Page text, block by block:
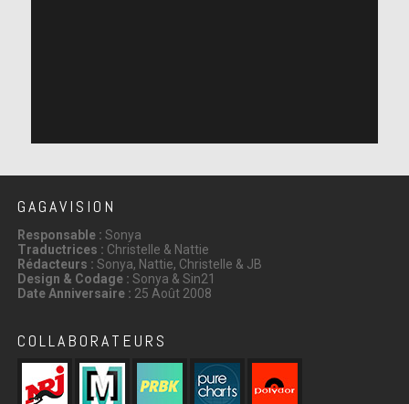
GAGAVISION
Responsable : Sonya
Traductrices : Christelle & Nattie
Rédacteurs : Sonya, Nattie, Christelle & JB
Design & Codage : Sonya & Sin21
Date Anniversaire : 25 Août 2008
COLLABORATEURS